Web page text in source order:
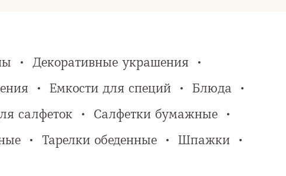
Декоративные украшения
Емкости для специй
Блюда
салфеток
Салфетки бумажные
Тарелки обеденные
Шпажки